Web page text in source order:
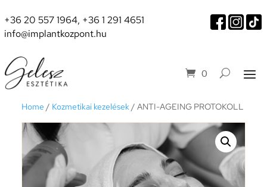
+36 20 557 1964, +36 1 291 4651
info@implantkozpont.hu
0
Home / Kozmetikai kezelések/ ANTI-AGEING PROTOKOLL